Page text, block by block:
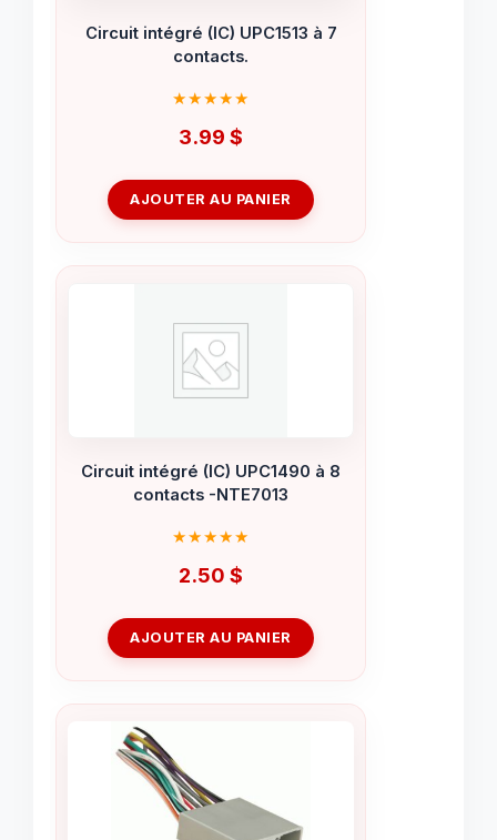
Circuit intégré (IC) UPC1513 à 7
contacts.
3.99 $
AJOUTER AU PANIER
Circuit intégré (IC) UPC1490 à 8
contacts -NTE7013
2.50 $
AJOUTER AU PANIER